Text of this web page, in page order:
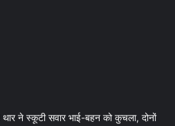
ने स्कूटी सवार भाई-बहन को कुचला, दोनों